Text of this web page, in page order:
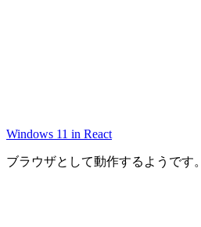
Windows 11 in React
ブラウザとして動作するようです。